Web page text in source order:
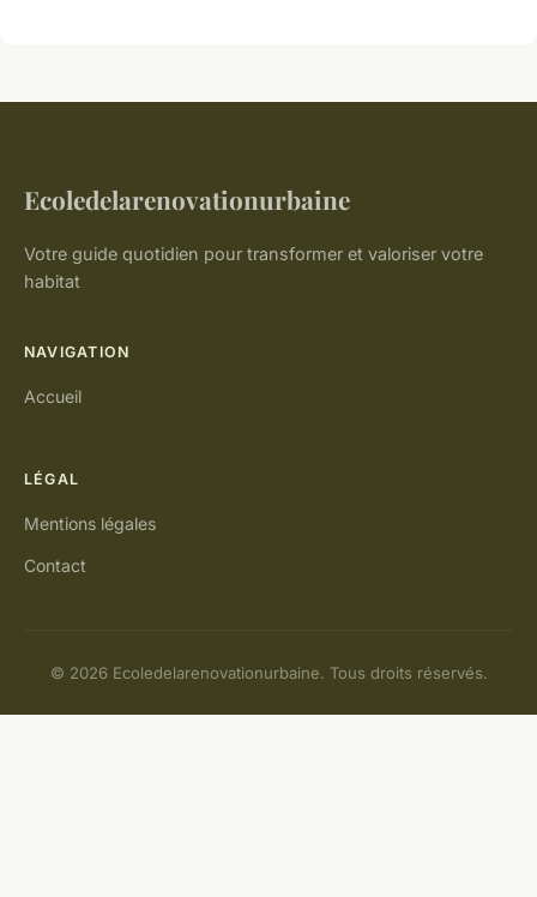
Ecoledelarenovationurbaine
Votre guide quotidien pour transformer et valoriser votre
habitat
NAVIGATION
Accueil
LÉGAL
Mentions légales
Contact
© 2026 Ecoledelarenovationurbaine. Tous droits réservés.